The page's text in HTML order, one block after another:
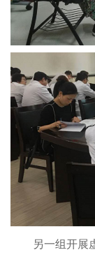
另一组开展